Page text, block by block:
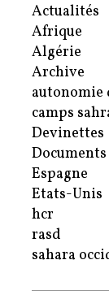
Actualités
Afrique
Algérie
Archive
autonomie
camps
Devinettes
Documents
Espagne
Etats-Unis
hcr
rasd
sahara